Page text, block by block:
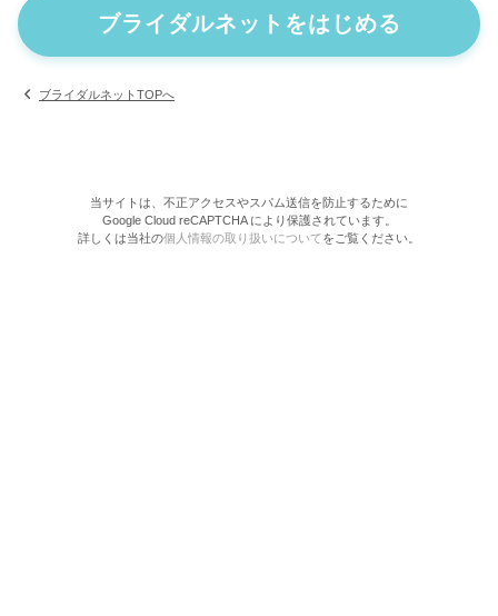
ブライダルネットをはじめる
ブライダルネットTOPへ
当サイトは、不正アクセスやスパム送信を防止するために
Google Cloud reCAPTCHA により保護されています。
詳しくは当社の個人情報の取り扱いについてをご覧ください。